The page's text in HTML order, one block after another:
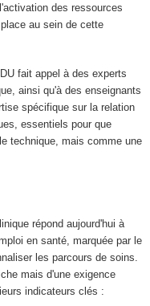
des ressources
au sein de cette
fait appel à des experts
ainsi qu'à des enseignants
spécifique sur la relation
essentiels pour que
technique, mais comme une
répond aujourd'hui à
en santé, marquée par le
les parcours de soins.
mais d'une exigence
indicateurs clés :